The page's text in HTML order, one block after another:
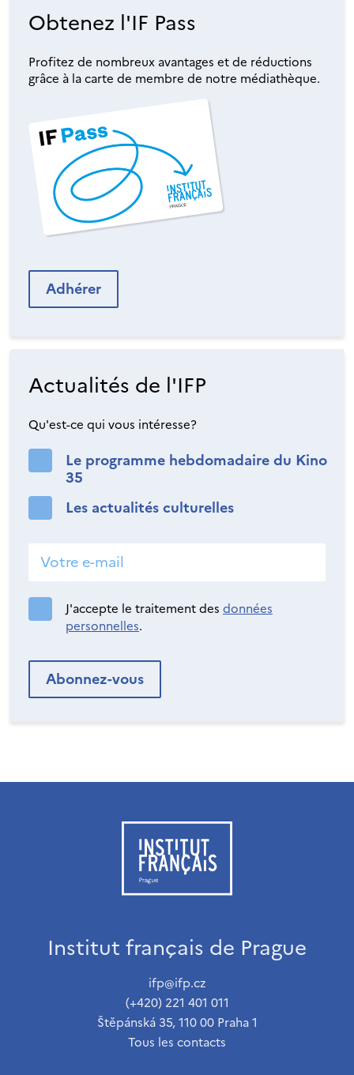
Obtenez l'IF Pass
Profitez de nombreux avantages et de réductions
grâce à la carte de membre de notre médiathèque.
Adhérer
Actualités de l'IFP
Qu'est-ce qui vous intéresse?
Le programme hebdomadaire du Kino
35
Les actualités culturelles
J'accepte le traitement des données
personnelles.
Institut français de Prague
ifp@ifp.cz
(+420) 221 401 011
Štěpánská 35, 110 00 Praha 1
Tous les contacts